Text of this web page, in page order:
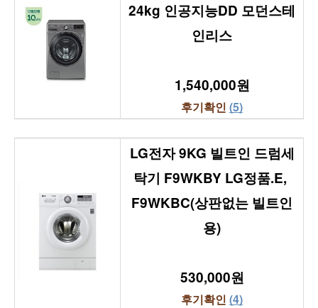
24kg 인공지능DD 모던스테
인리스
1,540,000원
후기확인 (5)
LG전자 9KG 빌트인 드럼세
탁기 F9WKBY LG정품.E,
F9WKBC(상판없는 빌트인
용)
530,000원
후기확인 (4)